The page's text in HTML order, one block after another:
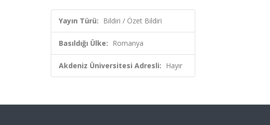
Yayın Türü: Bildiri / Özet Bildiri
Basıldığı Ülke: Romanya
Akdeniz Üniversitesi Adresli: Hayır